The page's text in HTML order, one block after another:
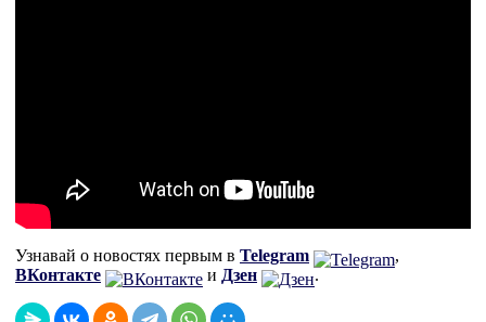
Узнавай о новостях первым в Telegram
,
ВКонтакте
и Дзен .